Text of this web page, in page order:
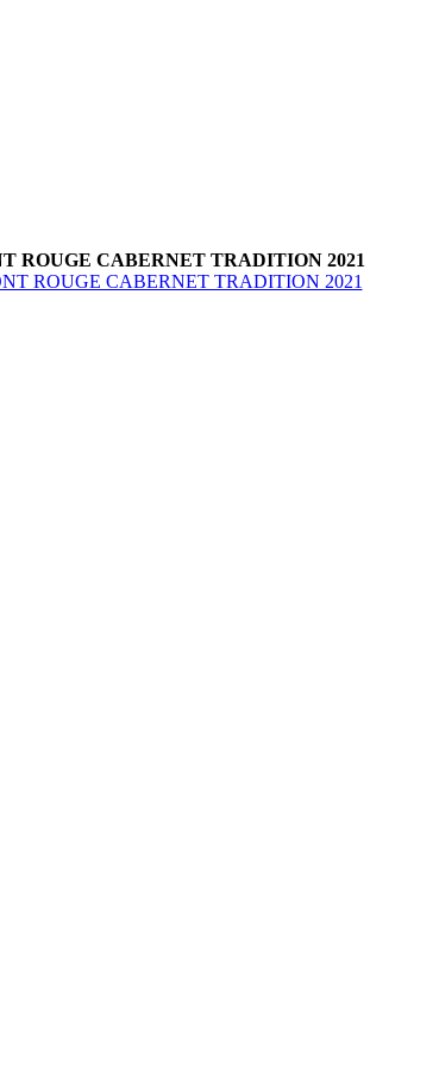
ROUGE CABERNET TRADITION 2021